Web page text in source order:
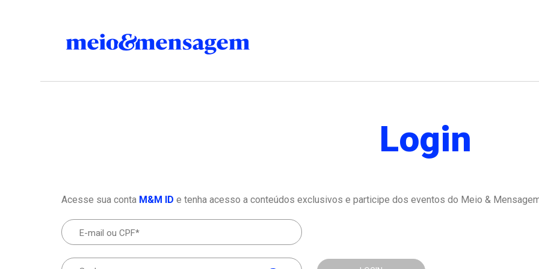
Login
Acesse sua conta M&M ID e tenha acesso a conteúdos exclusivos e participe dos eventos do Meio &